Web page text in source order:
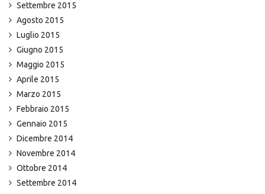
Settembre 2015
Agosto 2015
Luglio 2015
Giugno 2015
Maggio 2015
Aprile 2015
Marzo 2015
Febbraio 2015
Gennaio 2015
Dicembre 2014
Novembre 2014
Ottobre 2014
Settembre 2014